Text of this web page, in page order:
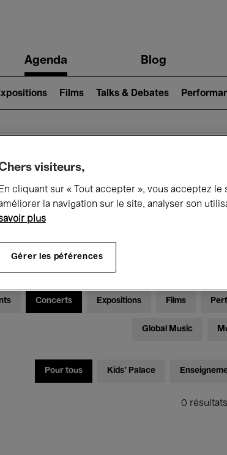
Agenda Blog
Films Talks & Debates
Ce qui se
Concerts Expositions Films
Global Music
Pour tous Kids’ Palace
0
visiteurs,
En cliquant sur « Tout accepter », vous acceptez
la navigation sur le site, analyser son
plus
Gérer les péférences